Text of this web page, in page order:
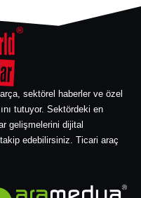
sektörel haberler ve özel
tutuyor. Sektördeki en
gelişmelerini dijital
edebilirsiniz. Ticari araç